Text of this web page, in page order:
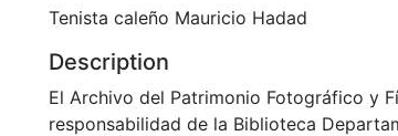
Tenista caleño Mauricio Hadad
Description
El Archivo del Patrimonio Fotográfico y
responsabilidad de la Biblioteca